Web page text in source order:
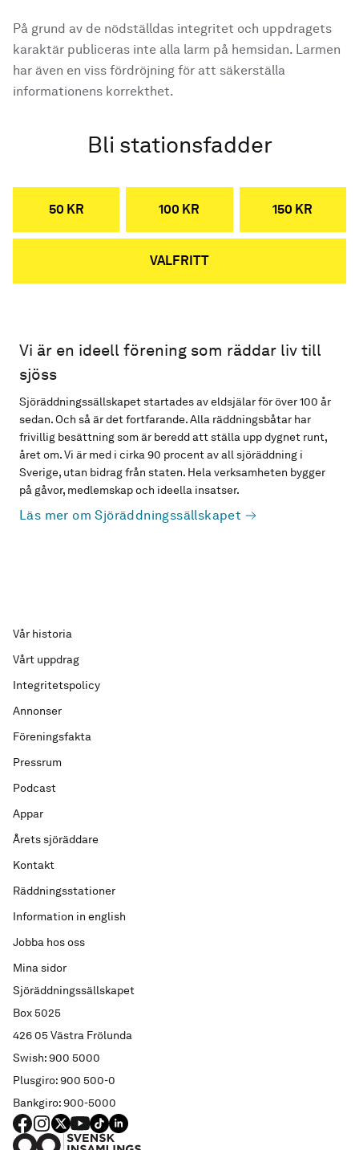
På grund av de nödställdas integritet och uppdragets
karaktär publiceras inte alla larm på hemsidan. Larmen
har även en viss fördröjning för att säkerställa
informationens korrekthet.
Bli stationsfadder
50 KR 100 KR 150 KR
VALFRITT
Vi är en ideell förening som räddar liv till
sjöss
Sjöräddningssällskapet startades av eldsjälar för över 100 år
sedan. Och så är det fortfarande. Alla räddningsbåtar har
frivillig besättning som är beredd att ställa upp dygnet runt,
året om. Vi är med i cirka 90 procent av all sjöräddning i
Sverige, utan bidrag från staten. Hela verksamheten bygger
på gåvor, medlemskap och ideella insatser.
Läs mer om Sjöräddningssällskapet
Sjöräddningssällskapet
Box 5025
426 05 Västra Frölunda
Swish: 900 5000
Plusgiro: 900 500-0
Bankgiro: 900-5000
Vår historia
Vårt uppdrag
Integritetspolicy
Annonser
Föreningsfakta
Pressrum
Podcast
Appar
Årets sjöräddare
Kontakt
Räddningsstationer
Information in english
Jobba hos oss
Mina sidor
FACEBOOK
Instagram
X YouTube
TIKTOKLINKED IN